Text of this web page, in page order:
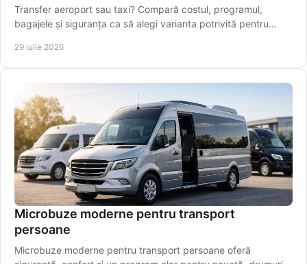
Transfer aeroport sau taxi? Compară costul, programul,
bagajele și siguranța ca să alegi varianta potrivită pentru
29 iulie 2026
Microbuze moderne pentru transport
persoane
Microbuze moderne pentru transport persoane oferă